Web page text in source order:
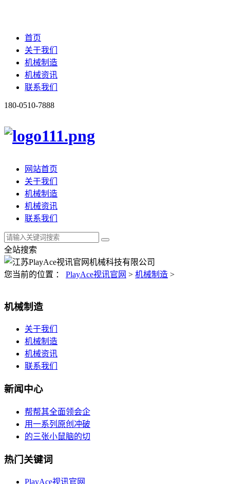
首页
关于我们
机械制造
机械资讯
联系我们
180-0510-7888
网站首页
关于我们
机械制造
机械资讯
联系我们
全站搜索
您当前的位置 ： PlayAce视讯官网 > 机械制造 >
机械制造
关于我们
机械制造
机械资讯
联系我们
新闻中心
帮帮其全面领会企
用一系列原创冲破
的三张小鼠脑的切
热门关键词
PlayAce视讯官网